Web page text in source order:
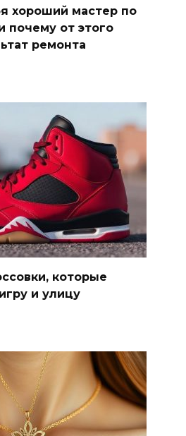
хороший мастер по
почему от этого
ремонта
которые
и улицу